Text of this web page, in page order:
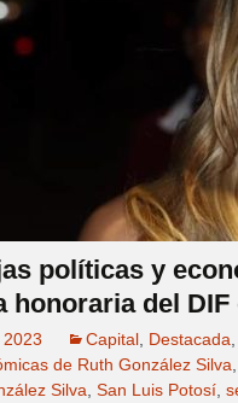
políticas y
honoraria del DIF
Capital Destacada
de Ruth González Silva
Silva San Luis Potosí